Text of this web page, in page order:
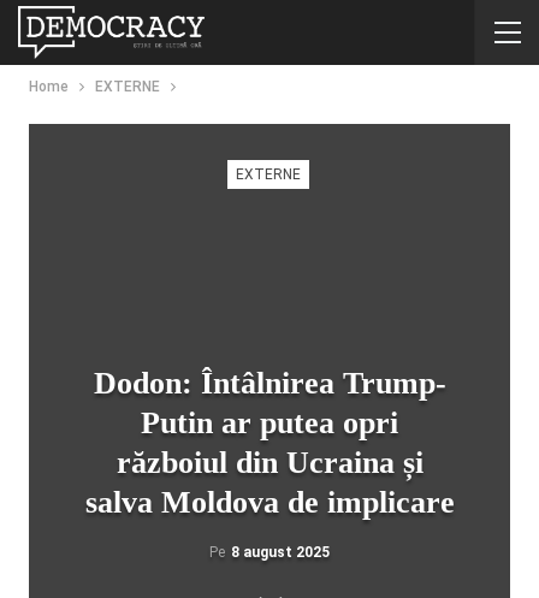
Home EXTERNE
EXTERNE
Dodon: Întâlnirea Trump-
Putin ar putea opri
războiul din Ucraina și
salva Moldova de implicare
Pe 8 august 2025